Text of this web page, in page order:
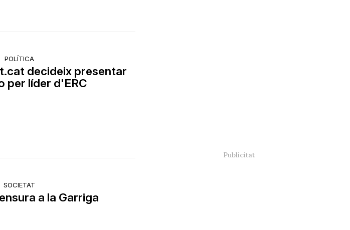
POLÍTICA
decideix presentar
per líder d'ERC
SOCIETAT
a la Garriga